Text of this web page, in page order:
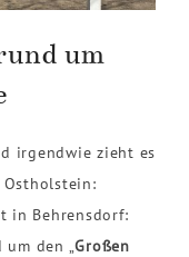
um
irgendwie zieht es
in Behrensdorf:
um den „Großen